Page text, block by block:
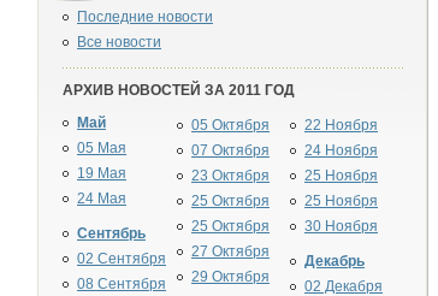
Последние новости
Все новости
АРХИВ НОВОСТЕЙ ЗА 2011 ГОД
Май
05 Мая
19 Мая
24 Мая
Сентябрь
02 Сентября
08 Сентября
05 Октября
07 Октября
23 Октября
25 Октября
25 Октября
27 Октября
29 Октября
22 Ноября
24 Ноября
25 Ноября
25 Ноября
30 Ноября
Декабрь
02 Декабря